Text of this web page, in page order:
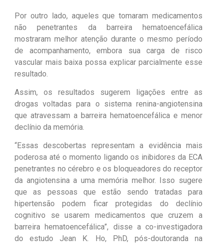
Por outro lado, aqueles que tomaram medicamentos
não penetrantes da barreira hematoencefálica
mostraram melhor atenção durante o mesmo período
de acompanhamento, embora sua carga de risco
vascular mais baixa possa explicar parcialmente esse
resultado.
Assim, os resultados sugerem ligações entre as
drogas voltadas para o sistema renina-angiotensina
que atravessam a barreira hematoencefálica e menor
declínio da memória.
“Essas descobertas representam a evidência mais
poderosa até o momento ligando os inibidores da ECA
penetrantes no cérebro e os bloqueadores do receptor
da angiotensina a uma memória melhor. Isso sugere
que as pessoas que estão sendo tratadas para
hipertensão podem ficar protegidas do declínio
cognitivo se usarem medicamentos que cruzem a
barreira hematoencefálica”, disse a co-investigadora
do estudo Jean K. Ho, PhD, pós-doutoranda na